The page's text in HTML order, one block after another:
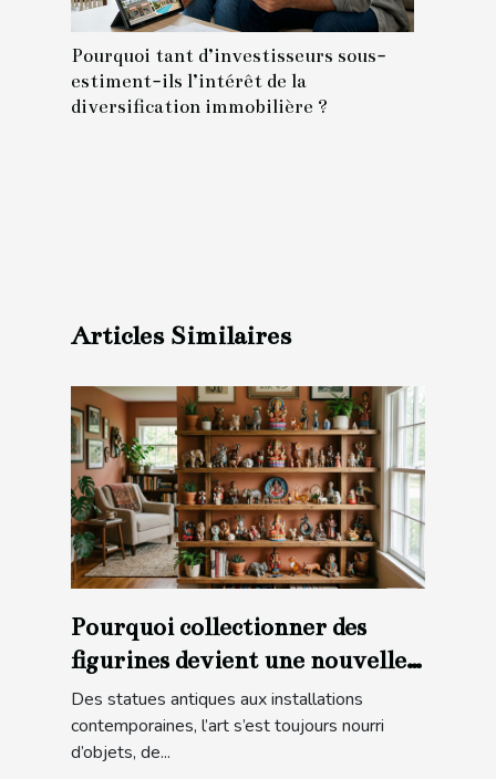
Pourquoi tant d’investisseurs sous-
estiment-ils l’intérêt de la
diversification immobilière ?
Articles Similaires
Pourquoi collectionner des
figurines devient une nouvelle
forme d’art
Des statues antiques aux installations
contemporaines, l’art s’est toujours nourri
d’objets, de...